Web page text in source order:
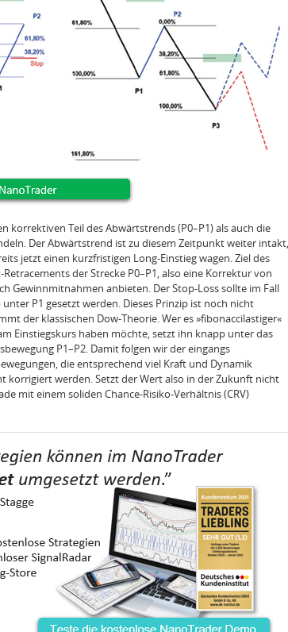
korrektiven Teil des Abwärtstrends (P0–P1) als auch die
Der Abwärtstrend ist zu diesem Zeitpunkt weiter intakt,
jetzt einen kurzfristigen Long‑Einstieg wagen. Ziel des
der Strecke P0–P1, also eine Korrektur von
Gewinnmitnahmen anbieten. Der Stop‑Loss sollte im Fall
P1 gesetzt werden. Dieses Prinzip ist noch nicht
der klassischen Dow‑Theorie. Wer es »fibonaccilastiger«
Einstiegskurs haben möchte, setzt ihn knapp unter das
P1–P2. Damit folgen wir der eingangs
die entsprechend viel Kraft und Dynamik
korrigiert werden. Setzt der Wert also in der Zukunft nicht
mit einem soliden Chance‑Risiko‑Verhältnis (CRV)